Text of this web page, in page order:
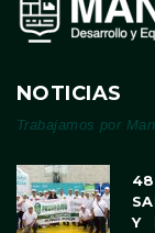
NOTICIAS
Trabajamos por
Y